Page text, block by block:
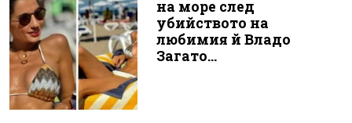
на море след
убийството на
любимия й Владо
Загато...